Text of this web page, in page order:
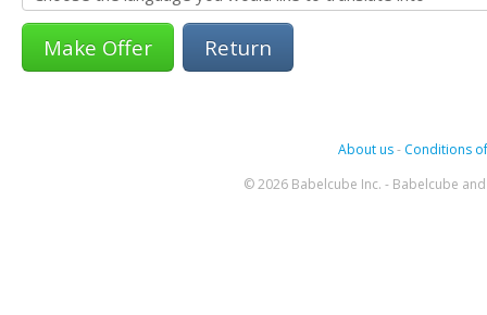
Return
About us- Conditions
© 2026 Babelcube Inc. - Babelcube